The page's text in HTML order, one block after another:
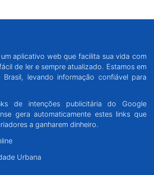
um aplicativo web que facilita sua vida com
de ler e sempre atualizado. Estamos em
levando informação confiável para
de intenções publicitária do Google
gera automaticamente estes links que
a ganharem dinheiro.
Urbana